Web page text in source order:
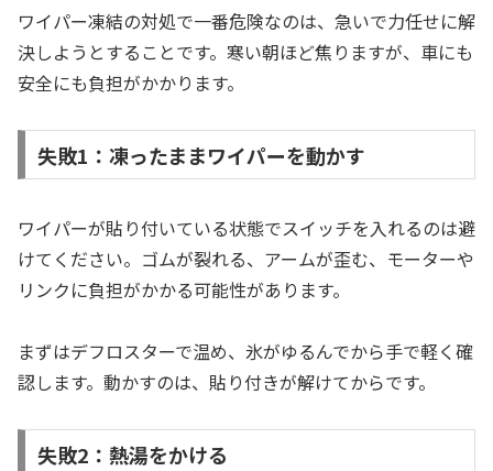
ワイパー凍結の対処で一番危険なのは、急いで力任せに解
決しようとすることです。寒い朝ほど焦りますが、車にも
安全にも負担がかかります。
失敗1：凍ったままワイパーを動かす
ワイパーが貼り付いている状態でスイッチを入れるのは避
けてください。ゴムが裂れる、アームが歪む、モーターや
リンクに負担がかかる可能性があります。
まずはデフロスターで温め、氷がゆるんでから手で軽く確
認します。動かすのは、貼り付きが解けてからです。
失敗2：熱湯をかける